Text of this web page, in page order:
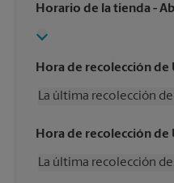
Horario de la tienda -
Hora de recolección de
La última recolección
Miércoles
4:00 PM
Viernes
4:00 PM
Hora de recolección de
La última recolección